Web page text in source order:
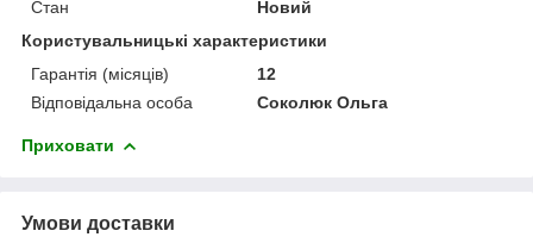
Стан
Новий
Користувальницькі характеристики
Гарантія (місяців)
12
Відповідальна особа
Соколюк Ольга
Приховати
Умови доставки